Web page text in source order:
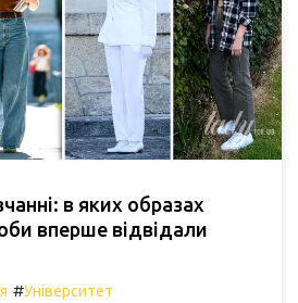
в яких образах
вперше відвідали
#Університет